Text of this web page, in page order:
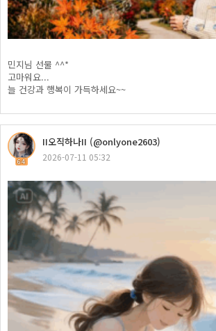
민지님 선물 ^^*
고마워요...
늘 건강과 행복이 가득하세요~~
64
II오직하나II (@onlyone2603)
2026-07-11 05:32